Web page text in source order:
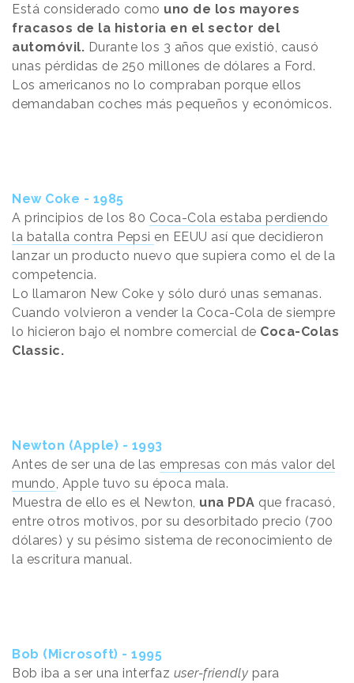
Está considerado como uno de los mayores
fracasos de la historia en el sector del
automóvil. Durante los 3 años que existió, causó
unas pérdidas de 250 millones de dólares a Ford.
Los americanos no lo compraban porque ellos
demandaban coches más pequeños y económicos.
New Coke - 1985
A principios de los 80 Coca-Cola estaba perdiendo
la batalla contra Pepsi en EEUU así que decidieron
lanzar un producto nuevo que supiera como el de la
competencia.
Lo llamaron New Coke y sólo duró unas semanas.
Cuando volvieron a vender la Coca-Cola de siempre
lo hicieron bajo el nombre comercial de Coca-Colas
Classic.
Newton (Apple) - 1993
Antes de ser una de las empresas con más valor del
mundo , Apple tuvo su época mala.
Muestra de ello es el Newton, una PDA que fracasó,
entre otros motivos, por su desorbitado precio (700
dólares) y su pésimo sistema de reconocimiento de
la escritura manual.
Bob (Microsoft) - 1995
Bob iba a ser una interfaz user-friendly para